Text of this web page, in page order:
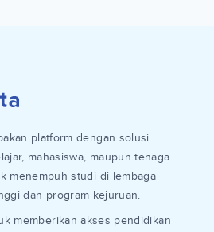
platform dengan solusi
mahasiswa, maupun tenaga
menempuh studi di lembaga
dan program kejuruan.
memberikan akses pendidikan